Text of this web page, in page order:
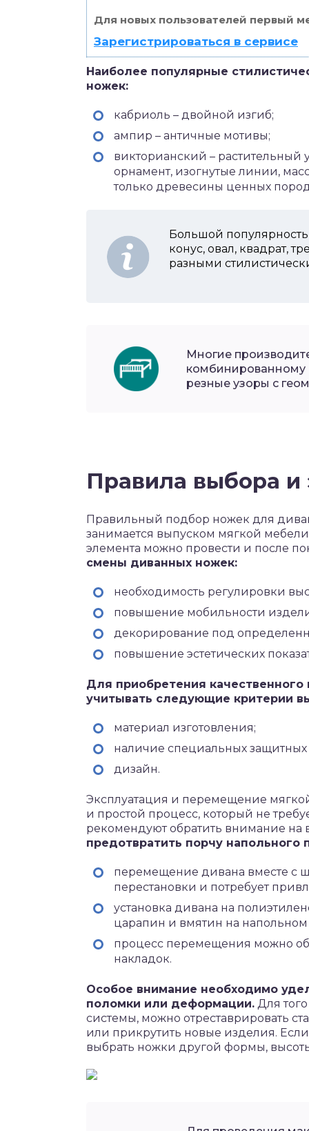
Для новых пользователей первый
Зарегистрироваться в сервисе
Наиболее популярные
ножек:
кабриоль – двойной изгиб;
ампир – античные мотивы;
викторианский –
орнамент, изогнутые линии,
только древесины ценных
Большой
конус, овал, квадрат,
разными
Многие
комбинированному
резные узоры с
Правила выбора и
Правильный подбор ножек для
занимается выпуском мягкой
элемента можно провести и после
смены диванных ножек:
необходимость регулировки
повышение мобильности
декорирование под
повышение эстетических
Для приобретения
учитывать следующие критерии
материал изготовления;
наличие специальных защитных
дизайн.
Эксплуатация и перемещение
и простой процесс, который не
рекомендуют обратить внимание
предотвратить порчу
перемещение дивана вместе с
перестановки и потребует
установка дивана на
царапин и вмятин на
процесс перемещения можно
накладок.
Особое внимание необходимо
поломки или деформации. Для
системы, можно отреставрировать
или прикрутить новые изделия.
выбрать ножки другой формы,